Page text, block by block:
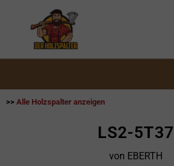
>> Alle Holzspalter anzeigen
LS2-5T37
von EBERTH